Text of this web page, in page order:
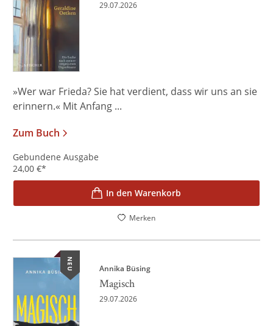
29.07.2026
»Wer war Frieda? Sie hat verdient, dass wir uns an sie
erinnern.« Mit Anfang ...
Zum Buch
Gebundene Ausgabe
24,00 €*
In den Warenkorb
Merken
NEU Annika Büsing
Magisch
29.07.2026